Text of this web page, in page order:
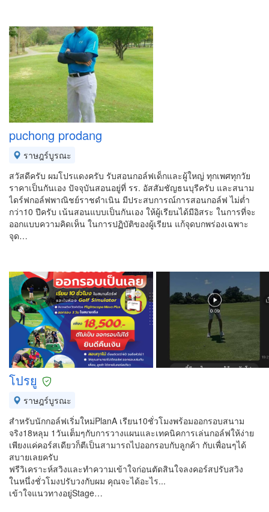
puchong prodang
ราษฎร์บูรณะ
สวัสดีครับ ผมโปรแดงครับ รับสอนกอล์ฟเด็กและผู้ใหญ่ ทุกเพศทุกวัย
ราคาเป็นกันเอง ปัจจุบันสอนอยู่ที่ รร. อัสสัมชัญธนบุรีครับ และสนาม
ไดร์ฟกอล์ฟพาณิชย์ราชดำเนิน มีประสบการณ์การสอนกอล์ฟ ไม่ต่ำ
กว่า10 ปีครับ เน้นสอนแบบเป็นกันเอง ให้ผู้เรียนได้มีอิสระ ในการที่จะ
ออกแบบความคิดเห็น ในการปฏิบัติของผู้เรียน แก้จุดบกพร่องเฉพาะ
จุด…
โปรยู
ราษฎร์บูรณะ
สำหรับนักกอล์ฟเริ่มใหม่PlanA เรียน10ชั่วโมงพร้อมออกรอบสนาม
จริง18หลุม 1วันเต็มๆกับการวางแผนและเทคนิคการเล่นกอล์ฟให้ง่าย
เพียงแค่คอร์สเดียวก็ตีเป็นสามารถไปออกรอบกับลูกค้า กับเพื่อนๆได้
สบายเลยครับ
ฟรีวิเคราะห์สวิงและทำความเข้าใจก่อนตัดสินใจลงคอร์สปรับสวิง
ในหนึ่งชั่วโมงปรับวงกับผม คุณจะได้อะไร...
เข้าใจแนวทางอยู่Stage…